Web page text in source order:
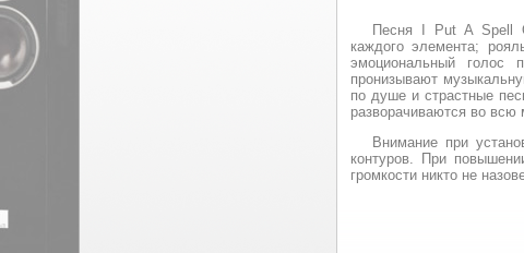
Песня I Put A Spell
каждого элемента;
эмоциональный голос
пронизывают
по душе и страстные
разворачиваются во всю
Внимание при
контуров. При
громкости никто не